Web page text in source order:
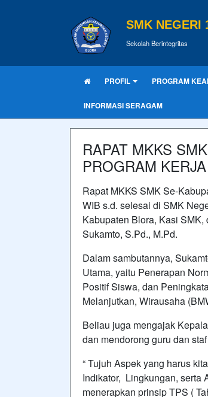
SMK NEGERI
Sekolah Berintegritas
PROFIL PROGRAM
INFORMASI SERAGAM
RAPAT MKKS
PROGRAM
Rapat MKKS SMK Se-
WIB s.d. selesai di SMK
Kabupaten Blora, Kasi
Sukamto, S.Pd., M.Pd.
Dalam sambutannya,
Utama, yaitu Penerapan
Positif Siswa, dan
Melanjutkan, Wirausaha
Beliau juga mengajak
dan mendorong guru dan
“ Tujuh Aspek yang harus
Indikator, Lingkungan, serta
menerapkan prinsip TPS (